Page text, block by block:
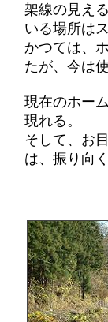
架線の見え
いる場所は
かつては、
たが、今は
現在のホー
現れる。
そして、お
は、振り向